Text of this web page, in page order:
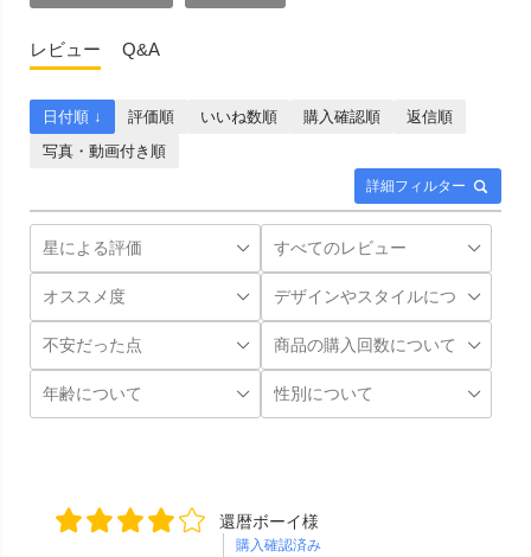
レビュー Q&A
詳細フィルター
日付順 ↓ 評価順 いいね数順 購入確認順
返信順
写真・動画付き順
還暦ボーイ様
購入確認済み